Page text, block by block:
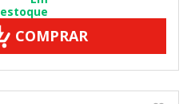
estoque
COMPRAR